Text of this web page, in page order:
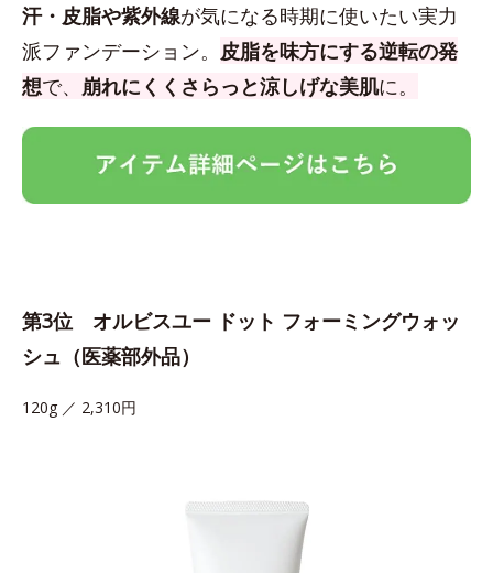
汗・皮脂や紫外線が気になる時期に使いたい実力
派ファンデーション。 皮脂を味方にする逆転の発
想で、 崩れにくくさらっと涼しげな美肌に。
第3位 オルビスユー ドット フォーミングウォッ
シュ（医薬部外品）
120g ／ 2,310円